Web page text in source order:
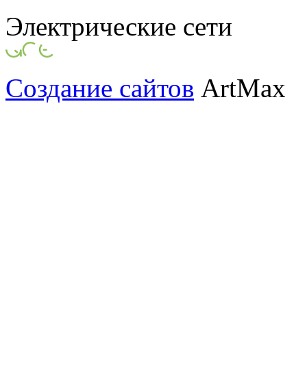
Электрические сети
Создание сайтов ArtMax